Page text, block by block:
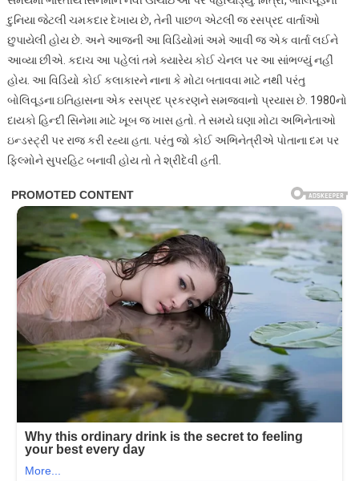
દુનિયા જેટલી ચમકદાર દેખાય છે, તેની પાછળ એટલી જ રસપ્રદ વાર્તાઓ
છુપાયેલી હોય છે. અને આજની આ વિડિયોમાં અમે આવી જ એક વાર્તા લઈને
આવ્યા છીએ. કદાચ આ પહેલાં તમે ક્યારેય કોઈ ચેનલ પર આ સાંભળ્યું નહીં
હોય. આ વિડિયો કોઈ કલાકારને નાના કે મોટા બતાવવા માટે નથી પરંતુ
બોલિવૂડના ઇતિહાસના એક રસપ્રદ પ્રકરણને સમજવાનો પ્રયાસ છે. 1980નો
દાયકો હિન્દી સિનેમા માટે ખૂબ જ ખાસ હતો. તે સમયે ઘણા મોટા અભિનેતાઓ
ઇન્ડસ્ટ્રી પર રાજ કરી રહ્યા હતા. પરંતુ જો કોઈ અભિનેત્રીએ પોતાના દમ પર
ફિલ્મોને સુપરહિટ બનાવી હોય તો તે શ્રીદેવી હતી.